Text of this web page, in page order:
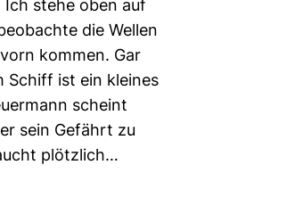
Ich stehe oben auf
die Wellen
kommen. Gar
Schiff ist ein kleines
scheint
sein Gefährt zu
plötzlich…